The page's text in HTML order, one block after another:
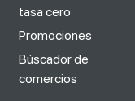
tasa cero
Promociones
Búscador de
comercios